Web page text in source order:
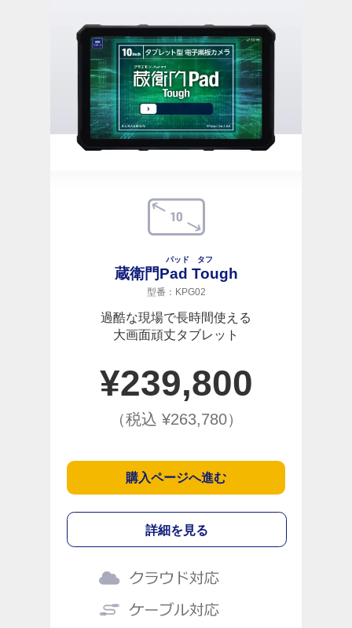
蔵衛門Pad Tough
パッド タフ
型番：KPG02
過酷な現場で長時間使える
大画面頑丈タブレット
¥239,800
（税込 ¥263,780）
購入ページへ進む
詳細を見る